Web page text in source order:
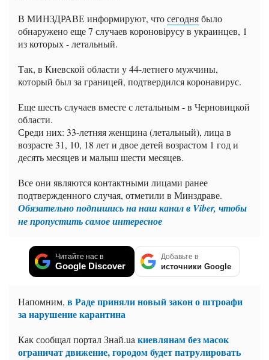
В МИНЗДРАВЕ информируют, чтосегоднябыло
обнаружено еще 7 случаев короновірусу в украинцев, 1
из которых - летальный.
Так, в Киевской области у 44-летнего мужчины,
который был за границей, подтвердился коронавирус.
Еще шесть случаев вместе с летальным - в Черновицкой
области.
Среди них: 33-летняя женщина (летальный), лица в
возрасте 31, 10, 18 лет и двое детей возрастом 1 год и
десять месяцев и малыш шести месяцев.
Все они являются контактными лицами ранее
подтвержденного случая, отметили в Минздраве.
Обязательно подпишись на наш канал в Viber, чтобы
не пропустить самое интересное
Читайте нас в
Google Discover
Добавьте в
источники Google
Напомним, в Раде приняли новый закон о штроафи
за нарушение карантина
Как сообщал портал Знай.ua киевлянам без масок
ограничат движение, городом будет патрулировать